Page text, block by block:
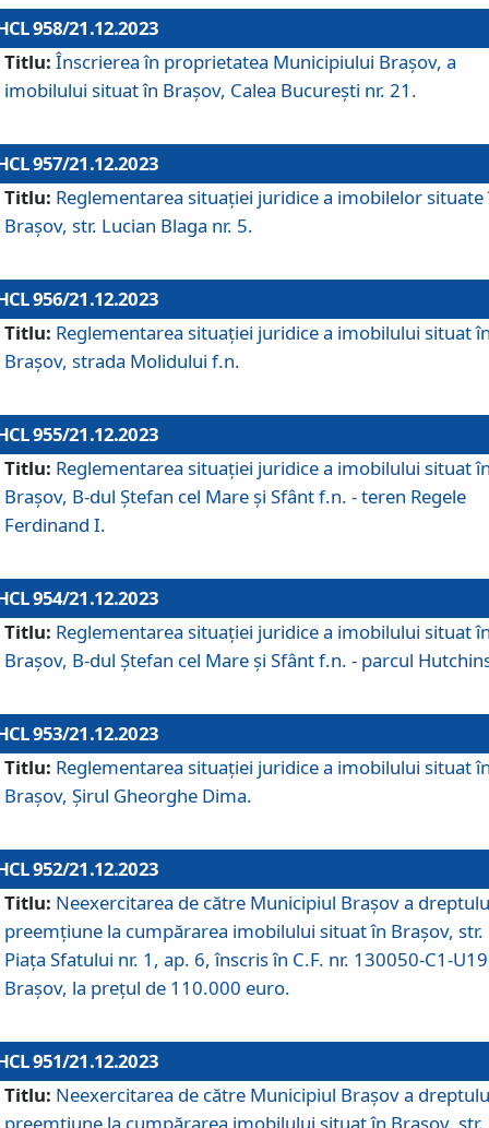
958/21.12.2023
Titlu: Înscrierea în proprietatea Municipiului Brașov, a
imobilului situat în Brașov, Calea București nr. 21.
957/21.12.2023
Titlu: Reglementarea situației juridice a imobilelor situate
Brașov, str. Lucian Blaga nr. 5.
956/21.12.2023
Titlu: Reglementarea situației juridice a imobilului situat
Brașov, strada Molidului f.n.
955/21.12.2023
Titlu: Reglementarea situației juridice a imobilului situat
Brașov, B-dul Ștefan cel Mare și Sfânt f.n. - teren Regele
Ferdinand I.
954/21.12.2023
Titlu: Reglementarea situației juridice a imobilului situat
Brașov, B-dul Ștefan cel Mare și Sfânt f.n. - parcul
953/21.12.2023
Titlu: Reglementarea situației juridice a imobilului situat
Brașov, Șirul Gheorghe Dima.
952/21.12.2023
Titlu: Neexercitarea de către Municipiul Brașov a
preemțiune la cumpărarea imobilului situat în Brașov, str.
Piața Sfatului nr. 1, ap. 6, înscris în C.F. nr. 130050-C1-U19
Brașov, la prețul de 110.000 euro.
951/21.12.2023
Titlu: Neexercitarea de către Municipiul Brașov a